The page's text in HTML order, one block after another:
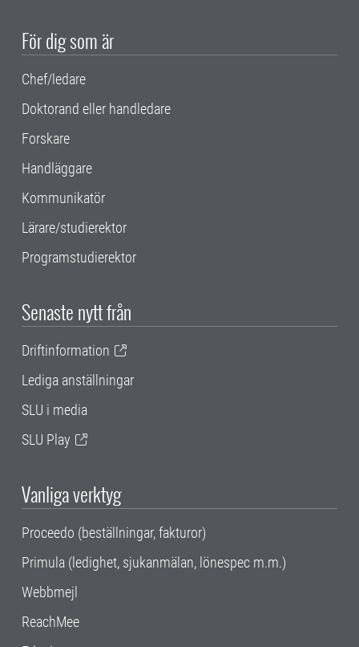
För dig som är
Chef/ledare
Doktorand eller handledare
Forskare
Handläggare
Kommunikatör
Lärare/studierektor
Programstudierektor
Senaste nytt från
Driftinformation
Lediga anställningar
SLU i media
SLU Play
Vanliga verktyg
Proceedo (beställningar, fakturor)
Primula (ledighet, sjukanmälan, lönespec m.m.)
Webbmejl
ReachMee